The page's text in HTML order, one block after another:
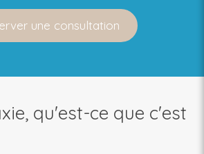
une consultation
qu'est-ce que c'est